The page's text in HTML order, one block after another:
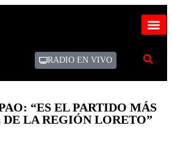
RADIO EN VIVO
“ES EL PARTIDO MÁS
LA REGIÓN LORETO”